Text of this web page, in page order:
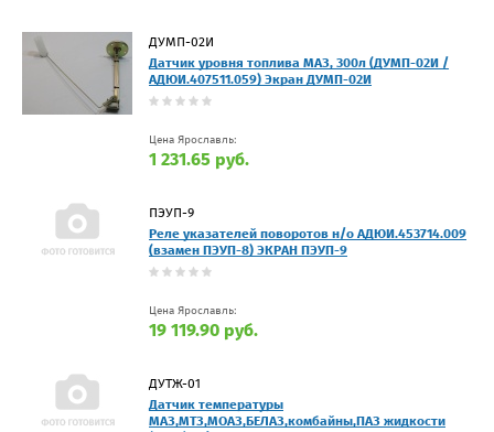
ДУМП-02И
Датчик уровня топлива МАЗ, 300л (ДУМП-02И /
АДЮИ.407511.059) Экран ДУМП-02И
Цена Ярославль:
1 231.65 руб.
ПЭУП-9
Реле указателей поворотов н/о АДЮИ.453714.009
(взамен ПЭУП-8) ЭКРАН ПЭУП-9
Цена Ярославль:
19 119.90 руб.
ДУТЖ-01
Датчик температуры
МАЗ,МТЗ,МОАЗ,БЕЛАЗ,комбайны,ПАЗ жидкости